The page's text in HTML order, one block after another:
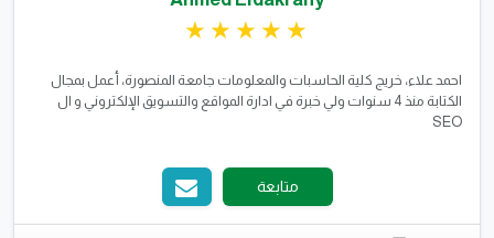
احمد علاء، خريج كلية الحاسبات والمعلومات جامعة المنصورة، أعمل بمجال
الكتابة منذ 4 سنوات ولي خبرة في ادارة المواقع والتسويق الإلكتروني و ال
SEO
متابعة